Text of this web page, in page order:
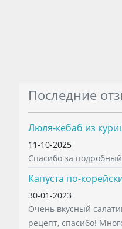
Последние
Люля-кебаб из
11-10-2025
Спасибо за
Капуста по-
30-01-2023
Очень вкусный
рецепт, спасибо!